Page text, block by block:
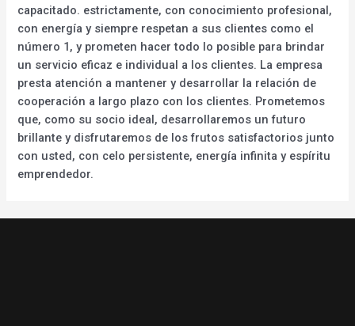
capacitado. estrictamente, con conocimiento profesional,
con energía y siempre respetan a sus clientes como el
número 1, y prometen hacer todo lo posible para brindar
un servicio eficaz e individual a los clientes. La empresa
presta atención a mantener y desarrollar la relación de
cooperación a largo plazo con los clientes. Prometemos
que, como su socio ideal, desarrollaremos un futuro
brillante y disfrutaremos de los frutos satisfactorios junto
con usted, con celo persistente, energía infinita y espíritu
emprendedor.